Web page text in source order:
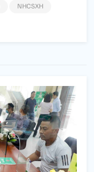
NHCSXH